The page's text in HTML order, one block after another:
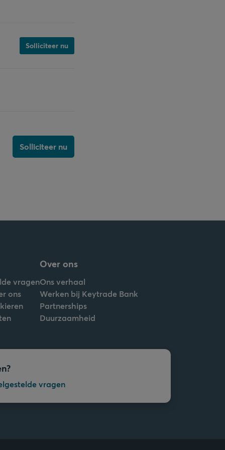
Solliciteer nu
Solliciteer nu
vragen
ons
Over ons
Ons verhaal
Werken bij Keytrade Bank
Partnerships
Duurzaamheid
vragen